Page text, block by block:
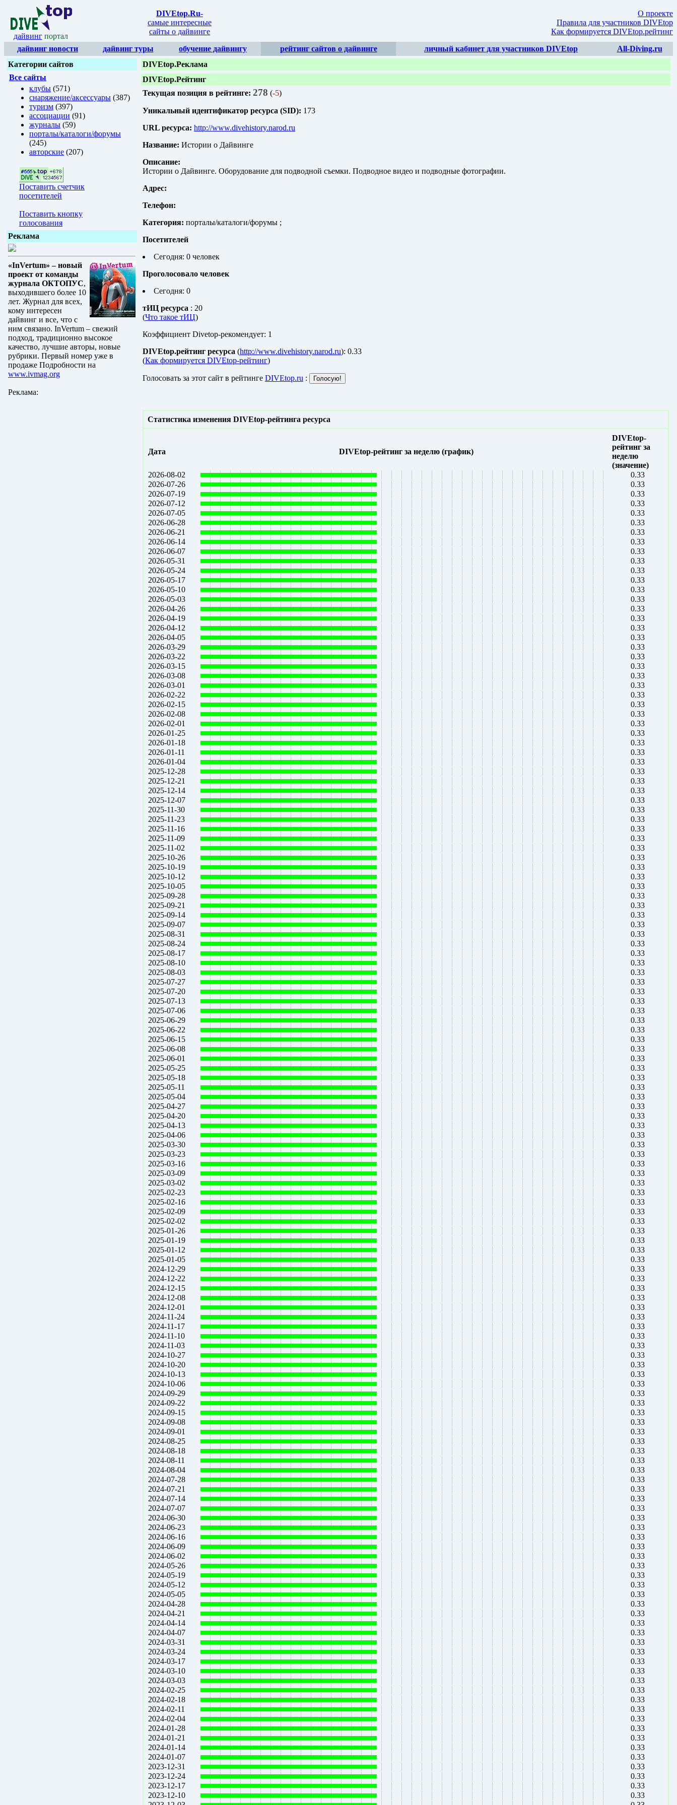
дайвинг портал
DIVEtop.Ru-
самые интересные
сайты о дайвинге
О проекте
Правила для участников DIVEtop
Как формируется DIVEtop.рейтинг
дайвинг новости
дайвинг туры обучение дайвингу рейтинг сайтов о дайвинге личный кабинет для участников DIVEtop
All-Diving.ru
Категории сайтов
Все сайты
клубы (571)
снаряжение/аксессуары (387)
туризм (397)
ассоциации (91)
журналы (59)
порталы/каталоги/форумы
(245)
авторские (207)
Поставить счетчик
посетителей
Поставить кнопку
голосования
Реклама
«InVertum» – новый
проект от команды
журнала ОКТОПУС,
выходившего более 10
лет. Журнал для всех,
кому интересен
дайвинг и все, что с
ним связано. InVertum – свежий
подход, традиционно высокое
качество, лучшие авторы, новые
рубрики. Первый номер уже в
продаже Подробности на
www.ivmag.org
Реклама:
DIVEtop.Реклама
DIVEtop.Рейтинг
Текущая позиция в рейтинге: 278 (-5)
Уникальный идентификатор ресурса (SID): 173
URL ресурса: http://www.divehistory.narod.ru
Название: Истории о Дайвинге
Описание:
Истории о Дайвинге. Оборудование для подводной съемки. Подводное видео и подводные фотографии.
Адрес:
Телефон:
Категория: порталы/каталоги/форумы ;
Посетителей
Сегодня: 0 человек
Проголосовало человек
Сегодня: 0
тИЦ ресурса : 20
(Что такое тИЦ)
Коэффициент Divetop-рекомендует: 1
DIVEtop.рейтинг ресурса (http://www.divehistory.narod.ru): 0.33
(Как формируется DIVEtop-рейтинг)
Голосовать за этот сайт в рейтинге DIVEtop.ru :
Статистика изменения DIVEtop-рейтинга ресурса
Дата DIVEtop-рейтинг за неделю (график)
DIVEtop-
рейтинг за
неделю
(значение)
2026-08-02
0.33
2026-07-26
0.33
2026-07-19
0.33
2026-07-12
0.33
2026-07-05
0.33
2026-06-28
0.33
2026-06-21
0.33
2026-06-14
0.33
2026-06-07
0.33
2026-05-31
0.33
2026-05-24
0.33
2026-05-17
0.33
2026-05-10
0.33
2026-05-03
0.33
2026-04-26
0.33
2026-04-19
0.33
2026-04-12
0.33
2026-04-05
0.33
2026-03-29
0.33
2026-03-22
0.33
2026-03-15
0.33
2026-03-08
0.33
2026-03-01
0.33
2026-02-22
0.33
2026-02-15
0.33
2026-02-08
0.33
2026-02-01
0.33
2026-01-25
0.33
2026-01-18
0.33
2026-01-11
0.33
2026-01-04
0.33
2025-12-28
0.33
2025-12-21
0.33
2025-12-14
0.33
2025-12-07
0.33
2025-11-30
0.33
2025-11-23
0.33
2025-11-16
0.33
2025-11-09
0.33
2025-11-02
0.33
2025-10-26
0.33
2025-10-19
0.33
2025-10-12
0.33
2025-10-05
0.33
2025-09-28
0.33
2025-09-21
0.33
2025-09-14
0.33
2025-09-07
0.33
2025-08-31
0.33
2025-08-24
0.33
2025-08-17
0.33
2025-08-10
0.33
2025-08-03
0.33
2025-07-27
0.33
2025-07-20
0.33
2025-07-13
0.33
2025-07-06
0.33
2025-06-29
0.33
2025-06-22
0.33
2025-06-15
0.33
2025-06-08
0.33
2025-06-01
0.33
2025-05-25
0.33
2025-05-18
0.33
2025-05-11
0.33
2025-05-04
0.33
2025-04-27
0.33
2025-04-20
0.33
2025-04-13
0.33
2025-04-06
0.33
2025-03-30
0.33
2025-03-23
0.33
2025-03-16
0.33
2025-03-09
0.33
2025-03-02
0.33
2025-02-23
0.33
2025-02-16
0.33
2025-02-09
0.33
2025-02-02
0.33
2025-01-26
0.33
2025-01-19
0.33
2025-01-12
0.33
2025-01-05
0.33
2024-12-29
0.33
2024-12-22
0.33
2024-12-15
0.33
2024-12-08
0.33
2024-12-01
0.33
2024-11-24
0.33
2024-11-17
0.33
2024-11-10
0.33
2024-11-03
0.33
2024-10-27
0.33
2024-10-20
0.33
2024-10-13
0.33
2024-10-06
0.33
2024-09-29
0.33
2024-09-22
0.33
2024-09-15
0.33
2024-09-08
0.33
2024-09-01
0.33
2024-08-25
0.33
2024-08-18
0.33
2024-08-11
0.33
2024-08-04
0.33
2024-07-28
0.33
2024-07-21
0.33
2024-07-14
0.33
2024-07-07
0.33
2024-06-30
0.33
2024-06-23
0.33
2024-06-16
0.33
2024-06-09
0.33
2024-06-02
0.33
2024-05-26
0.33
2024-05-19
0.33
2024-05-12
0.33
2024-05-05
0.33
2024-04-28
0.33
2024-04-21
0.33
2024-04-14
0.33
2024-04-07
0.33
2024-03-31
0.33
2024-03-24
0.33
2024-03-17
0.33
2024-03-10
0.33
2024-03-03
0.33
2024-02-25
0.33
2024-02-18
0.33
2024-02-11
0.33
2024-02-04
0.33
2024-01-28
0.33
2024-01-21
0.33
2024-01-14
0.33
2024-01-07
0.33
2023-12-31
0.33
2023-12-24
0.33
2023-12-17
0.33
2023-12-10
0.33